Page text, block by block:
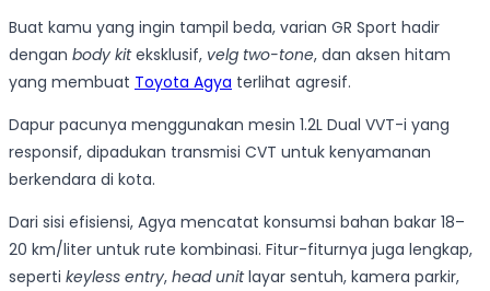
Buat kamu yang ingin tampil beda, varian GR Sport hadir
dengan body kiteksklusif, velg two-tone, dan aksen hitam
yang membuat Toyota Agya terlihat agresif.
Dapur pacunya menggunakan mesin 1.2L Dual VVT-i yang
responsif, dipadukan transmisi CVT untuk kenyamanan
berkendara di kota.
Dari sisi efisiensi, Agya mencatat konsumsi bahan bakar 18–
20 km/liter untuk rute kombinasi. Fitur-fiturnya juga lengkap,
seperti keyless entry, head unitlayar sentuh, kamera parkir,